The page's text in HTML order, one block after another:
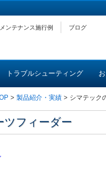
メンテナンス施行例 ブログ
トラブルシューティング
> 製品紹介・実績 > シマテック
ツフィーダー